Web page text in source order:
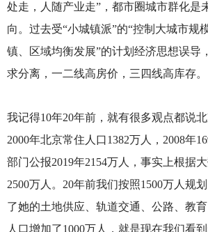
处走，人随产业走”，都市圈城市群化是
向。过去受“小城镇派”的“控制大城市规
镇、区域均衡发展”的计划经济思想误导
求分离，一二线高房价，三四线高库存。
我记得10年20年前，就有很多观点都说北
2000年北京常住人口1382万人，2008年
部门公报2019年2154万人，事实上根据
2500万人。20年前我们按照1500万人规
了她的土地供应、轨道交通、公路、教
人口增加了1000万人，就是现在我们看到